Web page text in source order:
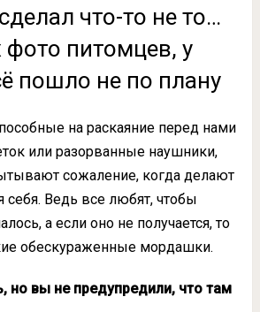
что-то не то…
фото питомцев, у
пошло не по плану
на раскаяние перед нами
или разорванные наушники,
сожаление, когда делают
себя. Ведь все любят, чтобы
а если оно не получается, то
обескураженные мордашки.
но вы не предупредили, что там